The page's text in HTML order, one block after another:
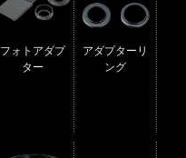
フォトアダプ
ター
アダプターリ
ング